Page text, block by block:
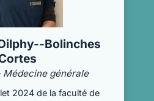
Bolinches
Médecine générale
2024 de la faculté de